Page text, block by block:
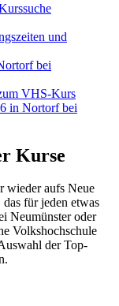
und
bei
VHS-Kurs
in Nortorf bei
Kurse
wieder aufs Neue
für jeden etwas
Neumünster oder
Volkshochschule
der Top-